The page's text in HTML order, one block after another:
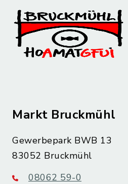
Markt Bruckmühl
Gewerbepark BWB 13
83052 Bruckmühl
08062 59-0